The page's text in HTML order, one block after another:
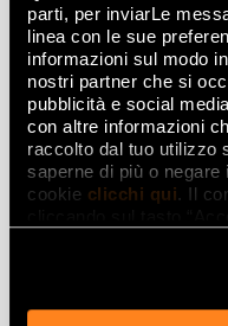
parti, per inviarLe
linea con le sue
informazioni sul modo
nostri partner che si
pubblicità e social
con altre informazioni
raccolto dal tuo utilizzo
saperne di più o
cookie clicchi qui. Il
Decorations